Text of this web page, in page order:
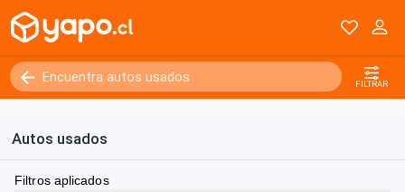
FILTRAR
Autos usados
Filtros aplicados